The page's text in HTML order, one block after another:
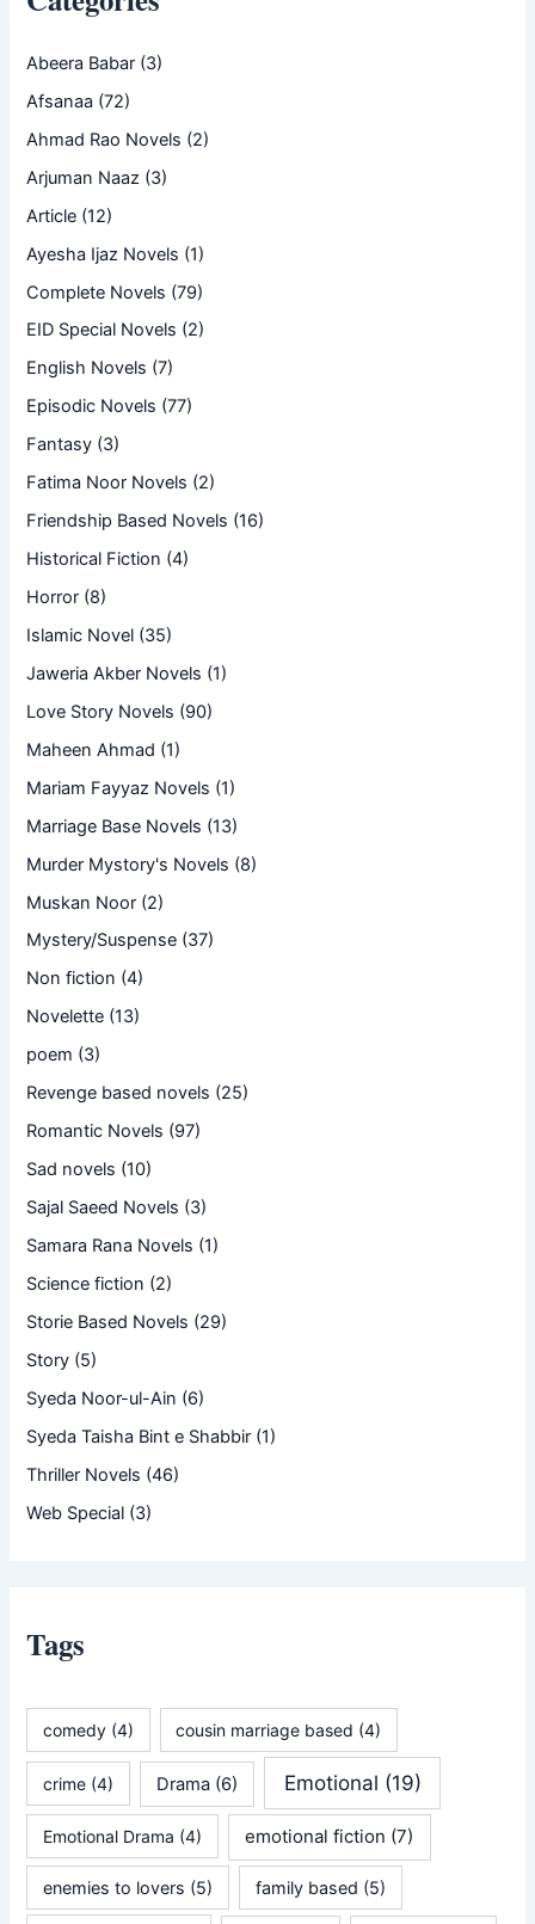
Abeera Babar (3)
Afsanaa (72)
Ahmad Rao Novels (2)
Arjuman Naaz (3)
Article (12)
Ayesha Ijaz Novels (1)
Complete Novels (79)
EID Special Novels (2)
English Novels (7)
Episodic Novels (77)
Fantasy (3)
Fatima Noor Novels (2)
Friendship Based Novels (16)
Historical Fiction (4)
Horror (8)
Islamic Novel (35)
Jaweria Akber Novels (1)
Love Story Novels (90)
Maheen Ahmad (1)
Mariam Fayyaz Novels (1)
Marriage Base Novels (13)
Murder Mystory's Novels (8)
Muskan Noor (2)
Mystery/Suspense (37)
Non fiction (4)
Novelette (13)
poem (3)
Revenge based novels (25)
Romantic Novels (97)
Sad novels (10)
Sajal Saeed Novels (3)
Samara Rana Novels (1)
Science fiction (2)
Storie Based Novels (29)
Story (5)
Syeda Noor-ul-Ain (6)
Syeda Taisha Bint e Shabbir (1)
Thriller Novels (46)
Web Special (3)
Tags
comedy (4) cousin marriage based (4)
crime (4) Drama(6) Emotional (19)
Emotional Drama (4) emotional fiction (7)
enemies to lovers (5) family based (5)